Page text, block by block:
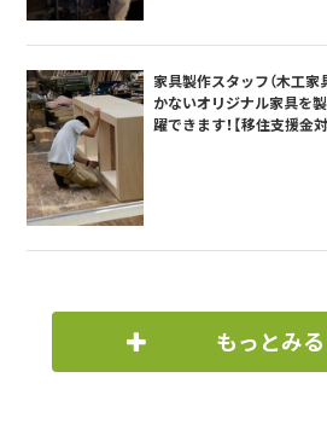
家具製作スタッフ（木工家
かないオリジナル家具を
躍できます！【移住支援金対
もっとみる